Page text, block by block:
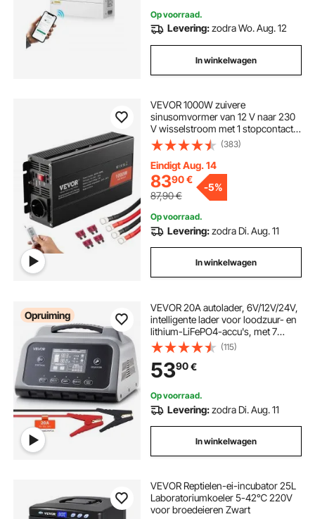
Op voorraad.
Levering:zodra Wo. Aug. 12
In winkelwagen
VEVOR 1000W zuivere
sinusomvormer van 12 V naar 230
V wisselstroom met 1 stopcontact, 1
USB-poort, 1 type-C-poort,
afstandsbediening voor kleine
huishoudelijke apparaten zoals
smartphones en laptops
(383)
Eindigt Aug. 14
8390€
87,90€
-5%
Op voorraad.
Levering:zodra Di. Aug. 11
In winkelwagen
Opruiming
VEVOR 20A autolader, 6V/12V/24V,
intelligente lader voor loodzuur- en
lithium-LiFePO4-accu's, met 7
laadstappen, reparatiemodus en
lcd-display voor auto's, motoren en
boten.
(115)
5390€
Op voorraad.
Levering:zodra Di. Aug. 11
In winkelwagen
VEVOR Reptielen-ei-incubator 25L
Laboratoriumkoeler 5-42℃ 220V
voor broedeieren Zwart